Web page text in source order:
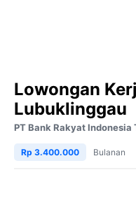
Lowongan
Lubuklinggau
PT Bank Rakyat Indonesia
Rp 3.400.000 Bulanan